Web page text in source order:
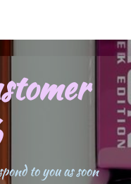
to you as soon